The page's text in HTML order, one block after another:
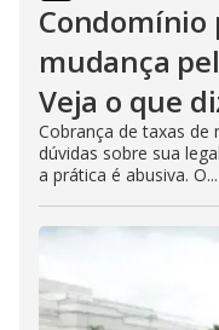
Condomínio
mudança
Veja o que
Cobrança de taxas de
dúvidas sobre sua
a prática é abusiva. O...